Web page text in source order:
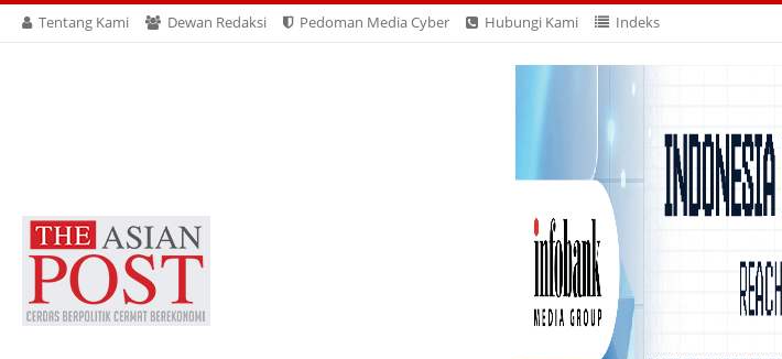
Tentang Kami Dewan Redaksi Pedoman Media Cyber Hubungi Kami Indeks